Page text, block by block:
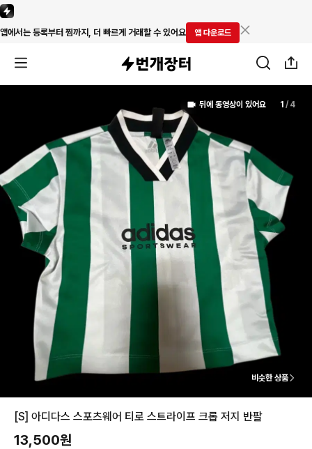
앱에서는 등록부터 찜까지, 더 빠르게 거래할 수 있어요 앱 다운로드
뒤에 동영상이 있어요 1 / 4
비슷한 상품
[S] 아디다스 스포츠웨어 티로 스트라이프 크롭 저지 반팔
13,500원